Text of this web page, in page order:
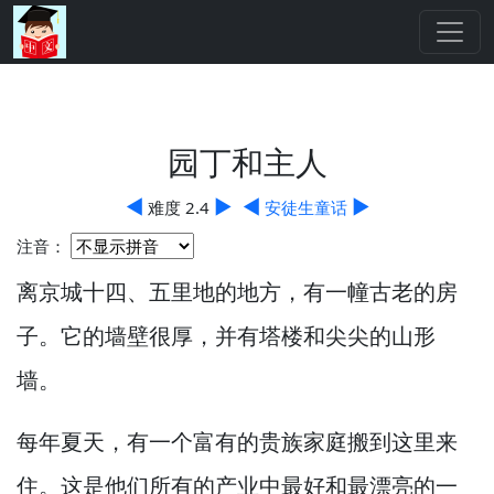
园丁和主人
◀ 难度 2.4 ▶ ◀ 安徒生童话 ▶
注音：
离京城十四、五里地的地方， 有一幢古老的房
子。 它的墙壁很厚， 并有塔楼和尖尖的山形
墙。
每年夏天， 有一个富有的贵族家庭搬到这里来
住。 这是他们所有的产业中最好和最漂亮的一